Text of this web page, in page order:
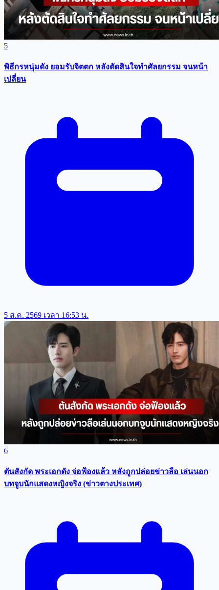
5
พิธีกรหนุ่มดัง ยอมรับจิตตก หลังตัดสินใจทำศัลยกรรม จนหน้า
เปลี่ยน
5 ส.ค. 2569 เวลา 16:53 น.
6
ตันสังกัด พระเอกดัง จ่อฟ้องแล้ว หลังถูกปล่อยข่าวลือ เล่นนอก
บทจูบนักแสดงหญิงจริง (ข่าวตางประเทศ)